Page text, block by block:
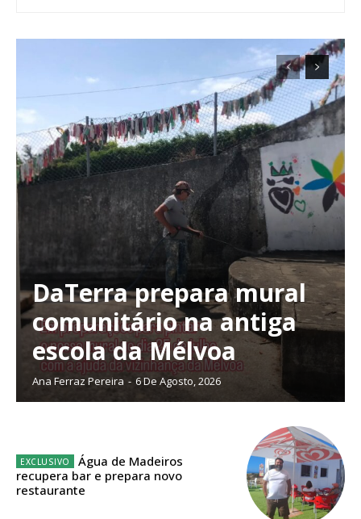
Planos de Assinatura
Faça-se assinante do Região de Cister e ajude-nos a manter este serviço
público!
Sendo assinante terá acesso a todos os conteúdos exclusivos e versões
digitais.
Escolha o plano de assinatura desejado:
ASSINATURA
IMPRESSA
32€
Edição em papel entregue à Quinta-feira em sua
DaTerra prepara mural
comunitário na antiga
escola da Mélvoa
Ana Ferraz Pereira - 6 De Agosto, 2026
Água de Madeiros
recupera bar e prepara novo
restaurante